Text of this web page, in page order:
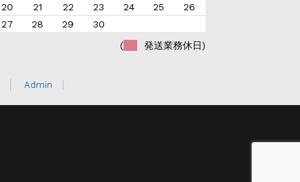
20
21 22 23 24 25
26
27
28 29
30
(
発送業務休日)
Admin